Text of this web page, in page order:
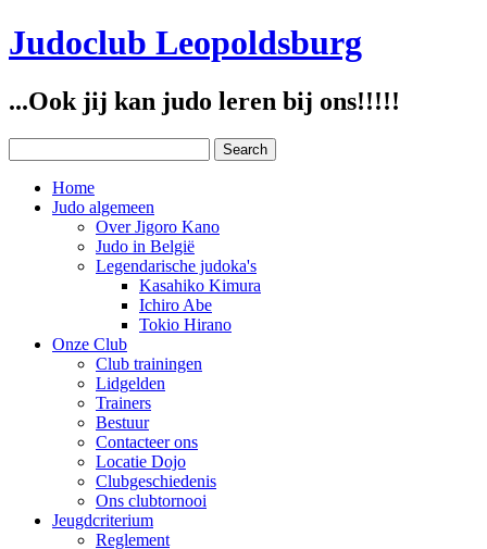
Judoclub Leopoldsburg
...Ook jij kan judo leren bij ons!!!!!
Home
Judo algemeen
Over Jigoro Kano
Judo in België
Legendarische judoka's
Kasahiko Kimura
Ichiro Abe
Tokio Hirano
Onze Club
Club trainingen
Lidgelden
Trainers
Bestuur
Contacteer ons
Locatie Dojo
Clubgeschiedenis
Ons clubtornooi
Jeugdcriterium
Reglement